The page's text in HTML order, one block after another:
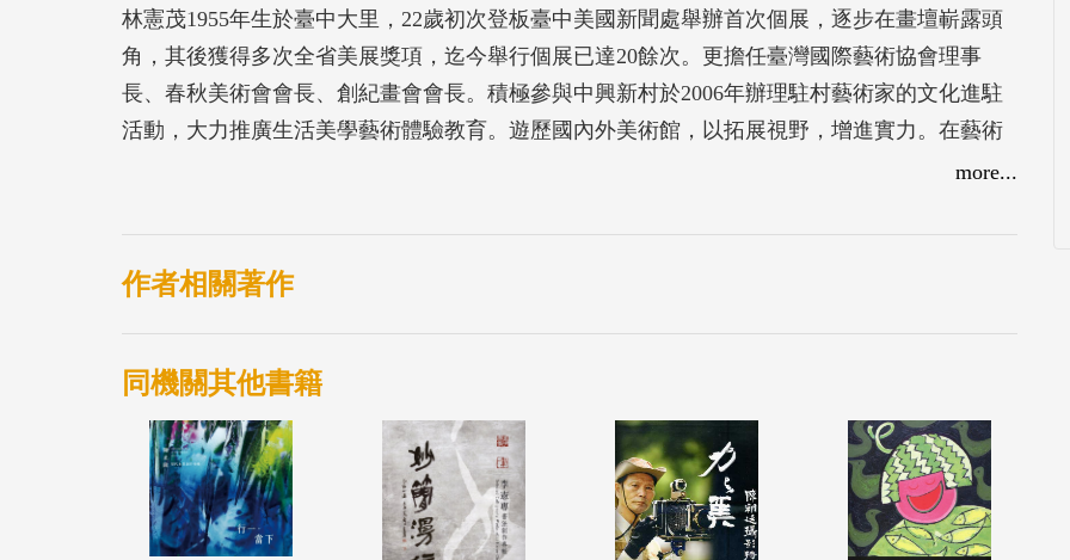
林憲茂1955年生於臺中大里，22歲初次登板臺中美國新聞處舉辦首次個展，逐步在畫壇嶄露頭
角，其後獲得多次全省美展獎項，迄今舉行個展已達20餘次。更擔任臺灣國際藝術協會理事
長、春秋美術會會長、創紀畫會會長。積極參與中興新村於2006年辦理駐村藝術家的文化進駐
活動，大力推廣生活美學藝術體驗教育。遊歷國內外美術館，以拓展視野，增進實力。在藝術
買的醫學刊物，封面以世界名畫作為內容，深深吸引林憲茂的目光，自小萌生愛好是覺藝術種
籽，高中時期，把握每週僅有一次之圖畫課，等待老師授課。充滿體現藝術家的研究與學習態
家變，旋中斷學業，分擔家計而外出工作。雖身在企業界但心在藝術界，國際貿易之餘，走訪
世界各國美術館，觀察各地的藝術發展，藉由自我學習多方鑑賞，不間斷充實知識內涵、專業
素養與繪畫技術。
在22歲的年紀，初試啼聲舉行生平第一次個人展覽，奠定即使非科班出身也能自我成功，在關
鍵的48歲，棄高薪投入專業畫家領域。「畫家是無敵的，但面對畫布，自己就是自己最大的敵
more...
作者相關著作
同機關其他書籍